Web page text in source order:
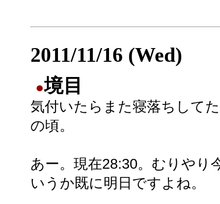
2011/11/16 (Wed)
●境目
気付いたらまた寝落ちして
の頃。
あー。現在28:30。むりやり
いうか既に明日ですよね。